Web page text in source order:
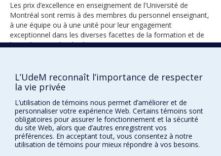
Les prix d’excellence en enseignement de l'Université de
Montréal sont remis à des membres du personnel enseignant,
à une équipe ou à une unité pour leur engagement
exceptionnel dans les diverses facettes de la formation et de
l’encadrement des étudiants.
2024
L’UdeM reconnaît l’importance de respecter
la vie privée
L’utilisation de témoins nous permet d’améliorer et de
personnaliser votre expérience Web. Certains témoins sont
obligatoires pour assurer le fonctionnement et la sécurité
du site Web, alors que d’autres enregistrent vos
préférences. En acceptant tout, vous consentez à notre
utilisation de témoins pour mieux répondre à vos besoins.